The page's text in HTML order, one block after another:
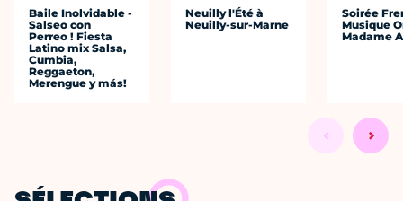
Baile Inolvidable -
Salseo con
Perreo ! Fiesta
Latino mix Salsa,
Cumbia,
Reggaeton,
Merengue y más!
Neuilly l'Été à
Neuilly-sur-Marne
Soirée
Musique
Madame